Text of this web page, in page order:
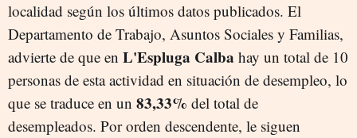
localidad según los últimos datos publicados. El
Departamento de Trabajo, Asuntos Sociales y Familias,
advierte de que en L'Espluga Calba hay un total de 10
personas de esta actividad en situación de desempleo, lo
que se traduce en un 83,33% del total de
desempleados. Por orden descendente, le siguen